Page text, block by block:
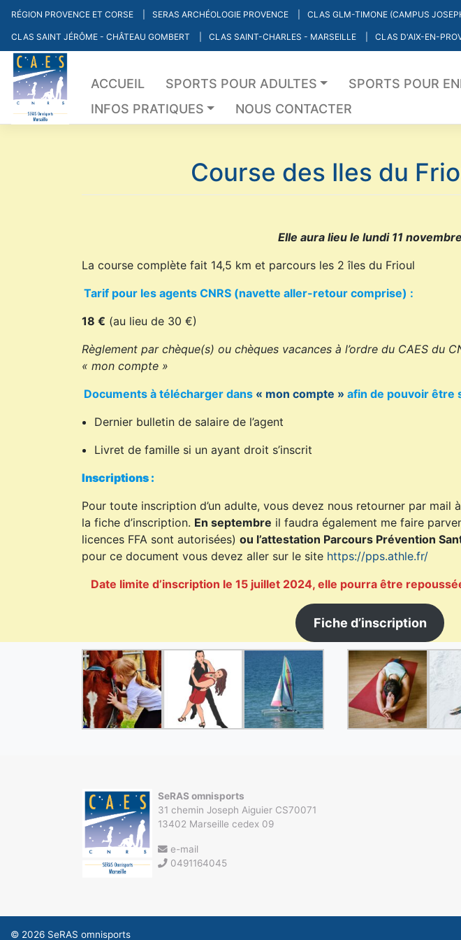
Skip
content
RÉGION PROVENCE ET CORSE SERAS ARCHÉOLOGIE PROVENCE CLAS GLM-TIMONE (CAMPUS
CLAS SAINT JÉRÔME - CHÂTEAU GOMBERT CLAS SAINT-CHARLES - MARSEILLE CLAS D'AIX-EN-
ACCUEIL SPORTS POUR ADULTES SPORTS POUR
INFOS PRATIQUES
NOUS CONTACTER
Course des Iles du
Elle aura lieu le lundi 11 novembre
La course complète fait 14,5 km et parcours les 2 îles du Frioul
Tarif pour les agents CNRS (navette aller-retour comprise) :
18 € (au lieu de 30 €)
Règlement par chèque(s) ou chèques vacances à l’ordre du CAES du
« mon compte »
Documents à télécharger dans « mon compte » afin de pouvoir être
Dernier bulletin de salaire de l’agent
Livret de famille si un ayant droit s’inscrit
Inscriptions :
Pour toute inscription d’un adulte, vous devez nous retourner par mail à
la fiche d’inscription. En septembre il faudra également me faire
licences FFA sont autorisées) ou l’attestation Parcours Prévention
pour ce document vous devez aller sur le site https://pps.athle.fr/
Date limite d’inscription le 15 juillet 2024, elle pourra être
Fiche d’inscription
SeRAS omnisports
31 chemin Joseph Aiguier CS70071
13402 Marseille cedex 09
e-mail
0491164045
© 2026 SeRAS omnisports